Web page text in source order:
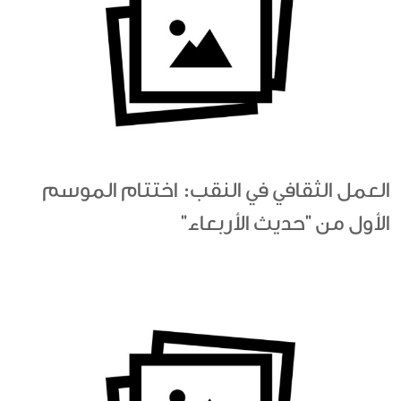
العمل الثقافي في النقب: اختتام الموسم
الأول من "حديث الأربعاء"